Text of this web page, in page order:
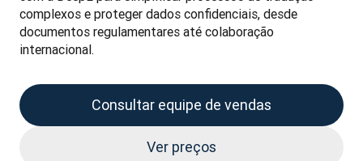
complexos e proteger dados confidenciais, desde
documentos regulamentares até colaboração
internacional.
Consultar equipe de vendas
Ver preços